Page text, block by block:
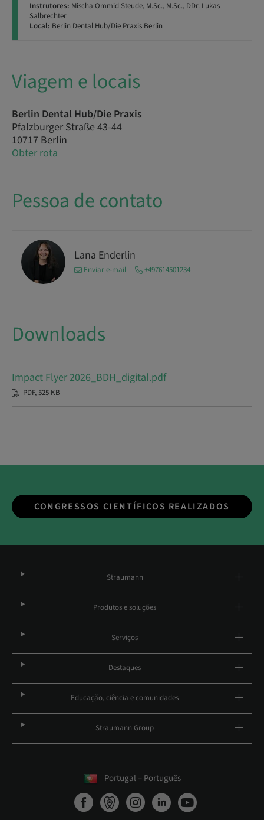
Instrutores: Mischa Ommid Steude, M.Sc., M.Sc., DDr. Lukas
Salbrechter
Local: Berlin Dental Hub/Die Praxis Berlin
Viagem e locais
Berlin Dental Hub/Die Praxis
Pfalzburger Straße 43-44
10717 Berlin
Obter rota
Pessoa de contato
Lana Enderlin
Enviar e-mail +497614501234
Downloads
Impact Flyer 2026_BDH_digital.pdf
PDF, 525 KB
CONGRESSOS CIENTÍFICOS REALIZADOS
Straumann
Produtos e soluções
Serviços
Destaques
Educação, ciência e comunidades
Straumann Group
Portugal – Português